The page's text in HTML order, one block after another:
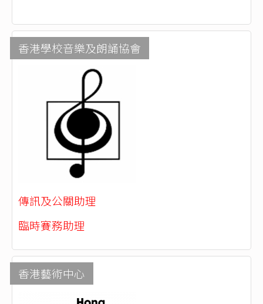
香港學校音樂及朗誦協會
傳訊及公關助理
臨時賽務助理
香港藝術中心